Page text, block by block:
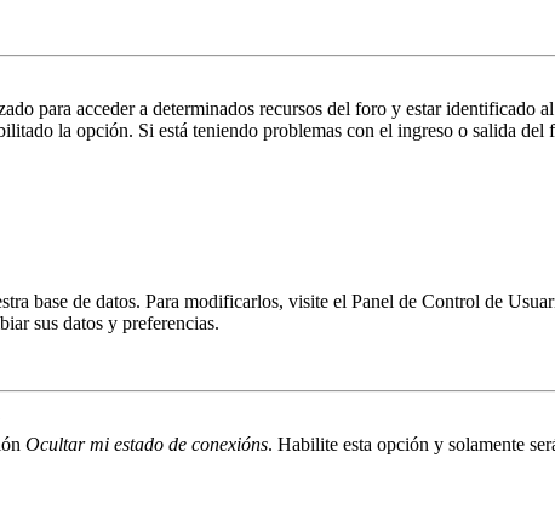
para acceder a determinados recursos del foro y estar identificado
la opción. Si está teniendo problemas con el ingreso o salida del
base de datos. Para modificarlos, visite el Panel de Control de
sus datos y preferencias.
Ocultar mi estado de conexións. Habilite esta opción y solamente